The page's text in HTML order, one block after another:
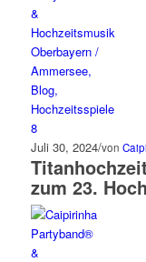
Juli 30, 2024/von Caipi
zum 23.